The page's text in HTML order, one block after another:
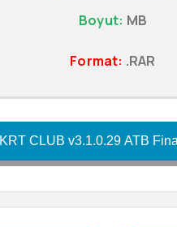
Boyut: MB
Format: .RAR
KRT CLUB v3.1.0.29 ATB